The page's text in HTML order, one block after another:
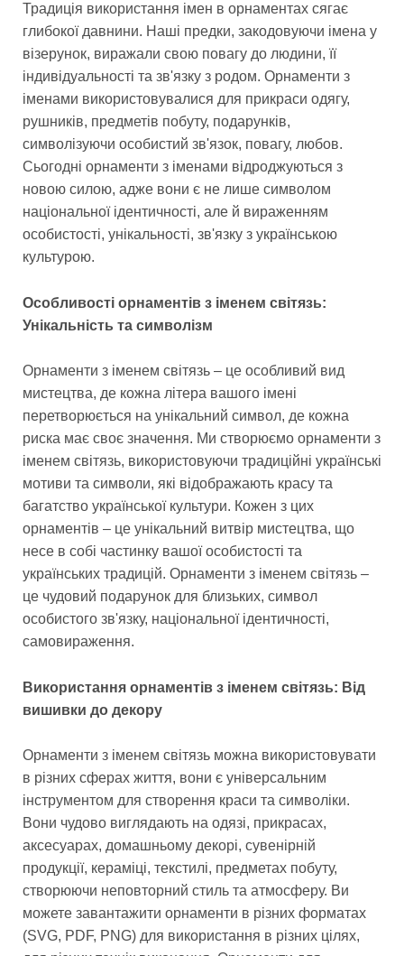
Традиція використання імен в орнаментах сягає
глибокої давнини. Наші предки, закодовуючи імена у
візерунок, виражали свою повагу до людини, її
індивідуальності та зв'язку з родом. Орнаменти з
іменами використовувалися для прикраси одягу,
рушників, предметів побуту, подарунків,
символізуючи особистий зв'язок, повагу, любов.
Сьогодні орнаменти з іменами відроджуються з
новою силою, адже вони є не лише символом
національної ідентичності, але й вираженням
особистості, унікальності, зв'язку з українською
культурою.
Особливості орнаментів з іменем світязь:
Унікальність та символізм
Орнаменти з іменем світязь – це особливий вид
мистецтва, де кожна літера вашого імені
перетворюється на унікальний символ, де кожна
риска має своє значення. Ми створюємо орнаменти з
іменем світязь, використовуючи традиційні українські
мотиви та символи, які відображають красу та
багатство української культури. Кожен з цих
орнаментів – це унікальний витвір мистецтва, що
несе в собі частинку вашої особистості та
українських традицій. Орнаменти з іменем світязь –
це чудовий подарунок для близьких, символ
особистого зв'язку, національної ідентичності,
самовираження.
Використання орнаментів з іменем світязь: Від
вишивки до декору
Орнаменти з іменем світязь можна використовувати
в різних сферах життя, вони є універсальним
інструментом для створення краси та символіки.
Вони чудово виглядають на одязі, прикрасах,
аксесуарах, домашньому декорі, сувенірній
продукції, кераміці, текстилі, предметах побуту,
створюючи неповторний стиль та атмосферу. Ви
можете завантажити орнаменти в різних форматах
(SVG, PDF, PNG) для використання в різних цілях,